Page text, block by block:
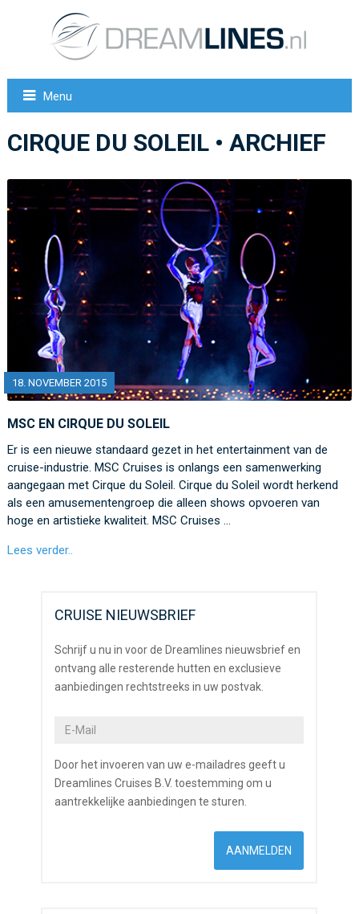
Menu
CIRQUE DU SOLEIL • ARCHIEF
18. NOVEMBER 2015
MSC EN CIRQUE DU SOLEIL
Er is een nieuwe standaard gezet in het entertainment van de
cruise-industrie. MSC Cruises is onlangs een samenwerking
aangegaan met Cirque du Soleil. Cirque du Soleil wordt herkend
als een amusementengroep die alleen shows opvoeren van
hoge en artistieke kwaliteit. MSC Cruises …
Lees verder..
CRUISE NIEUWSBRIEF
Schrijf u nu in voor de Dreamlines nieuwsbrief en
ontvang alle resterende hutten en exclusieve
aanbiedingen rechtstreeks in uw postvak.
Door het invoeren van uw e-mailadres geeft u
Dreamlines Cruises B.V. toestemming om u
aantrekkelijke aanbiedingen te sturen.